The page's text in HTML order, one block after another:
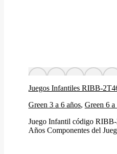
Juegos Infantiles RIBB-
Green 3 a 6 años, Green 6 a
Juego Infantil código RIBB-
Años Componentes del